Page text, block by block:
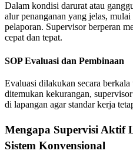
Dalam kondisi darurat atau
alur penanganan yang jelas,
pelaporan. Supervisor berperan
cepat dan tepat.
SOP Evaluasi dan Pembinaan
Evaluasi dilakukan secara
ditemukan kekurangan,
di lapangan agar standar kerja
Mengapa Supervisi Aktif
Sistem Konvensional